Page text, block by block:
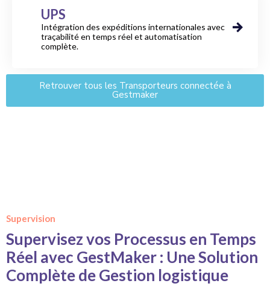
UPS
Intégration des expéditions internationales avec
traçabilité en temps réel et automatisation
complète.
Retrouver tous les Transporteurs connectée à
Gestmaker
Supervision
Supervisez vos Processus en Temps
Réel avec GestMaker : Une Solution
Complète de Gestion logistique